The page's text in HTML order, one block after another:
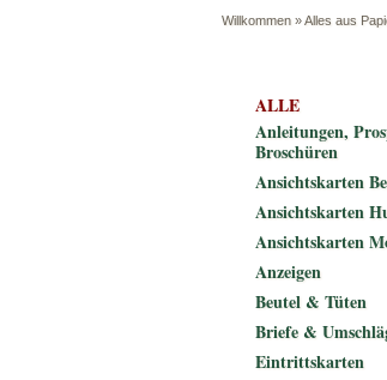
Willkommen »Alles aus
ALLE
Anleitungen,
Broschüren
Ansichtskarten
Ansichtskarten
Ansichtskarten
Anzeigen
Beutel & Tüten
Briefe &
Eintrittskarten